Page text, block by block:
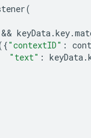
(
&& keyData.key.
"contextID" :
"text" : keyData.